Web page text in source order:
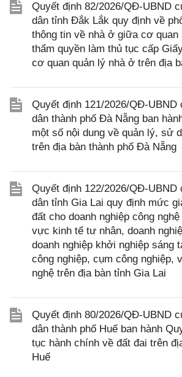
Quyết định 82/2026/QĐ-UBND
dân tỉnh Đắk Lắk quy định về
thông tin về nhà ở giữa cơ
thẩm quyền làm thủ tục cấp
cơ quan quản lý nhà ở trên địa
Quyết định 121/2026/QĐ-UBND
dân thành phố Đà Nẵng ban
một số nội dung về quản lý, sử
trên địa bàn thành phố Đà Nẵng
Quyết định 122/2026/QĐ-UBND
dân tỉnh Gia Lai quy định mức
đất cho doanh nghiệp công
vực kinh tế tư nhân, doanh
doanh nghiệp khởi nghiệp sáng
công nghiệp, cụm công nghiệp,
nghệ trên địa bàn tỉnh Gia Lai
Quyết định 80/2026/QĐ-UBND
dân thành phố Huế ban hành
tục hành chính về đất đai trên
Huế